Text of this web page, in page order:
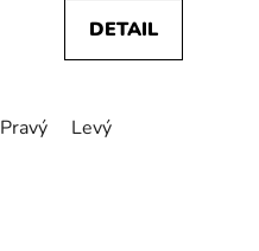
DETAIL
Pravý Levý